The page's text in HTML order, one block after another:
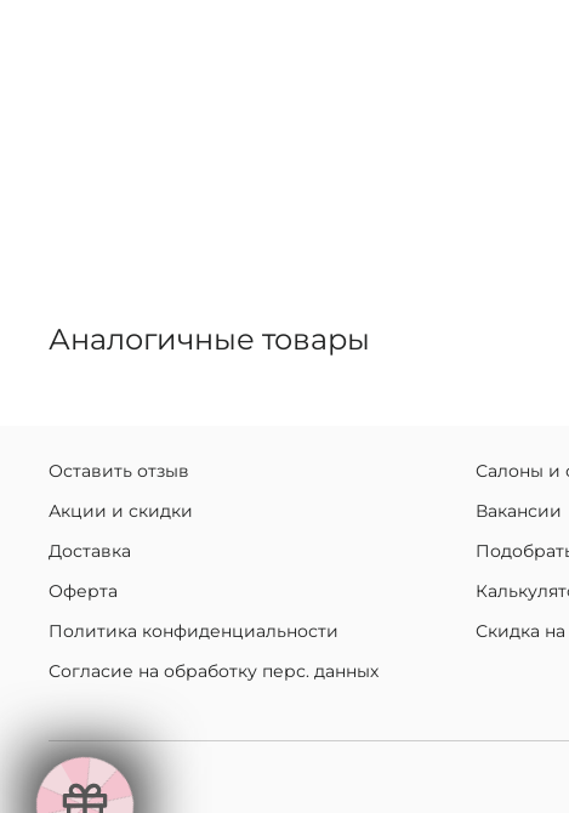
Аналогичные товары
Оставить отзыв
Акции и скидки
Доставка
Оферта
Политика конфиденциальности
Согласие на обработку перс. данных
Салоны и
Вакансии
Скидка